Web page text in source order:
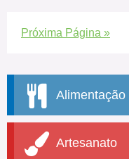
Próxima Página »
Alimentação
Artesanato